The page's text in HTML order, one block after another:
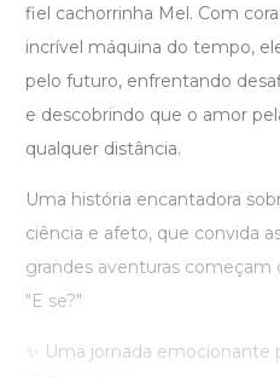
fiel cachorrinha Mel. Com
incrível máquina do tempo,
pelo futuro, enfrentando
e descobrindo que o amor
qualquer distância.
Uma história encantadora
ciência e afeto, que convida
grandes aventuras
"E se?"
✨ Uma jornada emocionante